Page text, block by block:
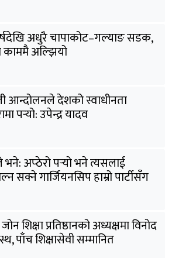
अधुरै चापाकोट–गल्याङ सडक,
अल्झियो
आन्दोलनले देशको स्वाधीनता
पर्‍यो: उपेन्द्र यादव
भने: अप्ठेरो पर्‍यो भने त्यसलाई
सक्ने गार्जियनसिप हाम्रो पार्टीसँग
शिक्षा प्रतिष्ठानको अध्यक्षमा विनोद
पाँच शिक्षासेवी सम्मानित